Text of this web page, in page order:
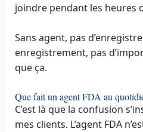
joindre pendant les heures
Sans agent, pas
enregistrement, pas
que ça.
Que fait un agent FDA au
C’est là que la confusion
mes clients. L’agent FDA